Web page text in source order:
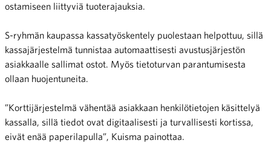
ostamiseen liittyviä tuoterajauksia.
S-ryhmän kaupassa kassatyöskentely puolestaan helpottuu, sillä
kassajärjestelmä tunnistaa automaattisesti avustusjärjestön
asiakkaalle sallimat ostot. Myös tietoturvan parantumisesta
ollaan huojentuneita.
”Korttijärjestelmä vähentää asiakkaan henkilötietojen käsittelyä
kassalla, sillä tiedot ovat digitaalisesti ja turvallisesti kortissa,
eivät enää paperilapulla”, Kuisma painottaa.